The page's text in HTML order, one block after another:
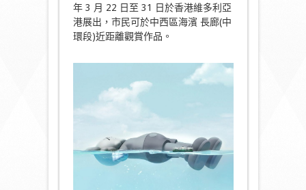
年 3 月 22 日至 31 日於香港維多利亞
港展出，市民可於中西區海濱 長廊(中
環段)近距離觀賞作品。